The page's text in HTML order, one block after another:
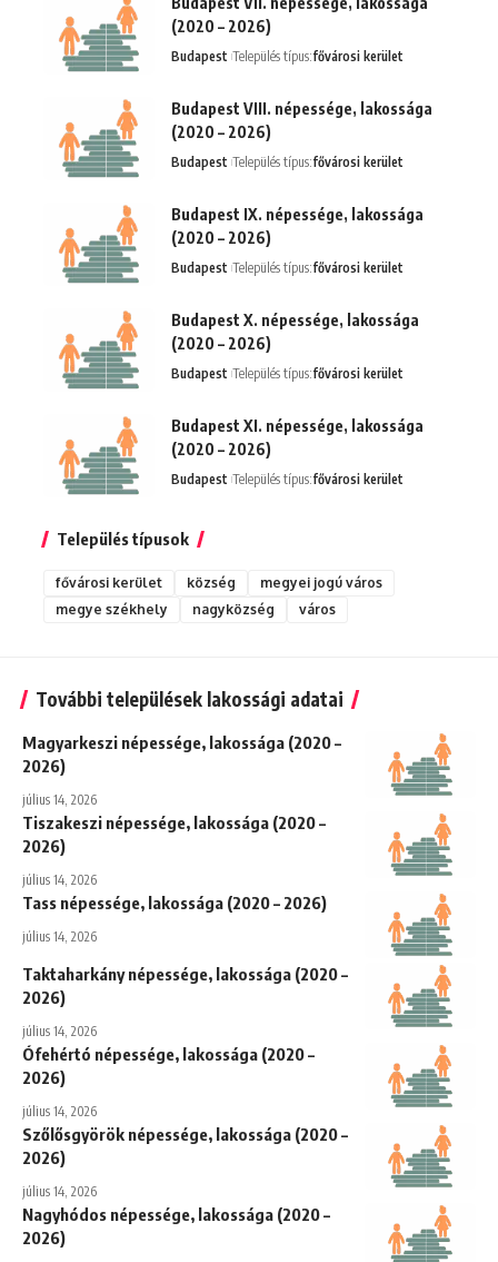
(2020 – 2026)
Budapest Település típus:fővárosi kerület
Budapest VIII. népessége, lakossága
(2020 – 2026)
Budapest Település típus:fővárosi kerület
Budapest IX. népessége, lakossága
(2020 – 2026)
Budapest Település típus:fővárosi kerület
Budapest X. népessége, lakossága
(2020 – 2026)
Budapest Település típus:fővárosi kerület
Budapest XI. népessége, lakossága
(2020 – 2026)
Budapest Település típus:fővárosi kerület
Település típusok
fővárosi kerület község
megyei jogú város
megye székhely
nagyközség város
További települések lakossági adatai
Magyarkeszi népessége, lakossága (2020 –
2026)
július 14, 2026
Tiszakeszi népessége, lakossága (2020 –
2026)
július 14, 2026
Tass népessége, lakossága (2020 – 2026)
július 14, 2026
Taktaharkány népessége, lakossága (2020 –
2026)
július 14, 2026
Ófehértó népessége, lakossága (2020 –
2026)
július 14, 2026
Szőlősgyörök népessége, lakossága (2020 –
2026)
július 14, 2026
Nagyhódos népessége, lakossága (2020 –
2026)